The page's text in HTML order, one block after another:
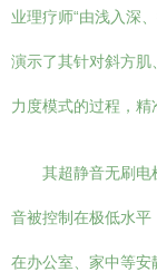
业理疗师“由浅入深
演示了其针对斜方
力度模式的过程，精
其超静音无刷电
音被控制在极低水
在办公室、家中等